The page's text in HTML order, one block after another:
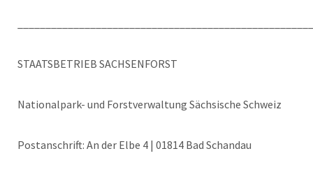
STAATSBETRIEB SACHSENFORST
Nationalpark- und Forstverwaltung Sächsische Schweiz
Postanschrift: An der Elbe 4 | 01814 Bad Schandau